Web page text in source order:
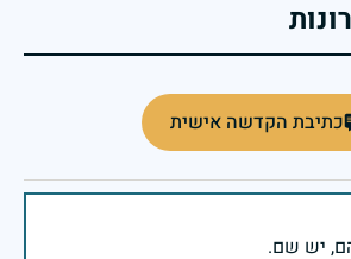
כתיבת הקדשה אישית